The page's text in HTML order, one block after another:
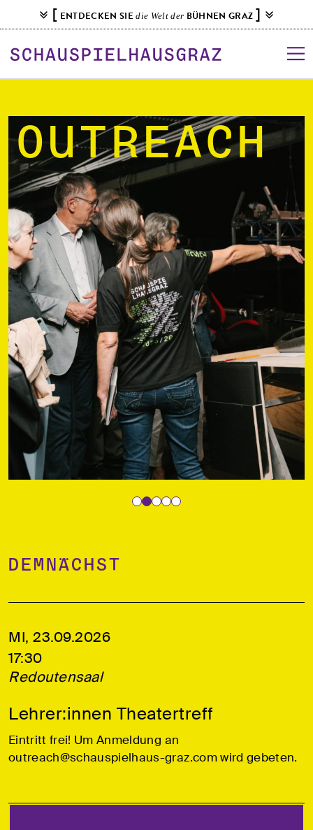
k
p
t
c
o
n
t
e
t
[ ENTDECKEN SIEdie Welt der BÜHNEN GRAZ ]
Outreach
Demnächst
MI, 23.09.2026
17:30
Redoutensaal
Lehrer:innen Theatertreff
Eintritt frei! Um Anmeldung an
outreach@schauspielhaus-graz.com wird gebeten.